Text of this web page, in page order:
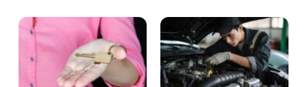
egenföretagare, inklusive en grundlig
översikt av ämne...